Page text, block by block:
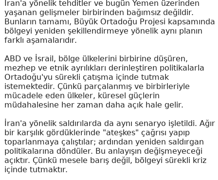
İran'a yönelik tehditler ve bugün Yemen üzerinden
yaşanan gelişmeler birbirinden bağımsız değildir.
Bunların tamamı, Büyük Ortadoğu Projesi kapsamında
bölgeyi yeniden şekillendirmeye yönelik aynı planın
farklı aşamalarıdır.
ABD ve İsrail, bölge ülkelerini birbirine düşüren,
mezhep ve etnik ayrılıkları derinleştiren politikalarla
Ortadoğu'yu sürekli çatışma içinde tutmak
istemektedir. Çünkü parçalanmış ve birbirleriyle
mücadele eden ülkeler, küresel güçlerin
müdahalesine her zaman daha açık hale gelir.
İran'a yönelik saldırılarda da aynı senaryo işletildi. Ağır
bir karşılık gördüklerinde "ateşkes" çağrısı yapıp
toparlanmaya çalıştılar; ardından yeniden saldırgan
politikalarına döndüler. Bu anlayışın değişmeyeceği
açıktır. Çünkü mesele barış değil, bölgeyi sürekli kriz
içinde tutmaktır.